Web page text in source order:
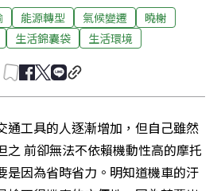
能源轉型 氣候變遷
曉榭
生活錦囊袋 生活環境
通工具的人逐漸增加，但自己雖然
之 前卻無法不依賴機動性高的摩托
是因為省時省力。明知道機車的汙